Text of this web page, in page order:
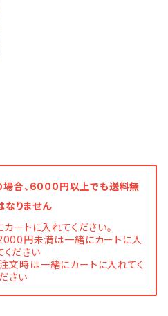
場合、6000円以上でも送料無
なりません
ートに入れてください。
円未満は一緒にカートに入
ください
時は一緒にカートに入れてく
ださい